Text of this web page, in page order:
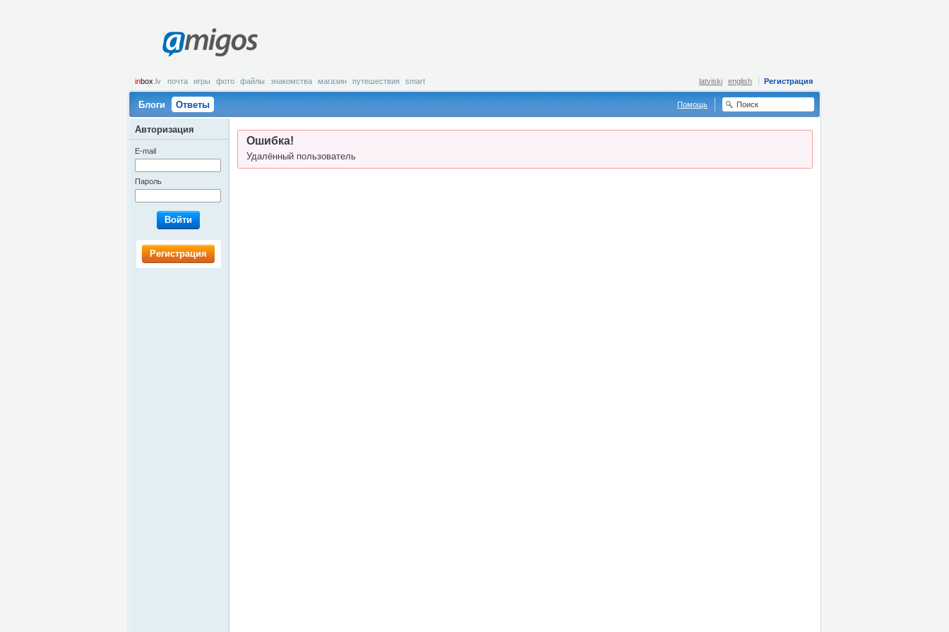
amigos
inbox .lv почта игры фото файлы знакомства магазин путешествия smart Регистрация
latviski english
Блоги Ответы Помощь
Ошибка!
Удалённый пользователь
Авторизация
E-mail
Пароль
Войти
Регистрация